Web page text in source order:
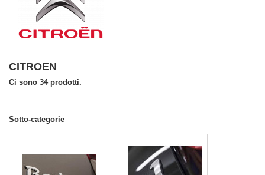
CITROEN
Ci sono 34 prodotti.
Sotto-categorie